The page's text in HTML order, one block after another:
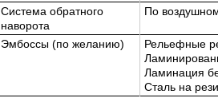
Система обратного
наворота
По
Эмбоссы (по желанию)
Рельефные
Ламинация
Сталь на